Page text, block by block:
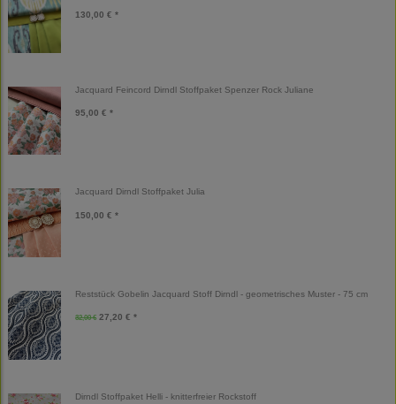
130,00 € *
Jacquard Feincord Dirndl Stoffpaket Spenzer Rock Juliane
95,00 € *
Jacquard Dirndl Stoffpaket Julia
150,00 € *
Reststück Gobelin Jacquard Stoff Dirndl - geometrisches Muster - 75 cm
32,00 € 27,20 € *
Dirndl Stoffpaket Helli - knitterfreier Rockstoff